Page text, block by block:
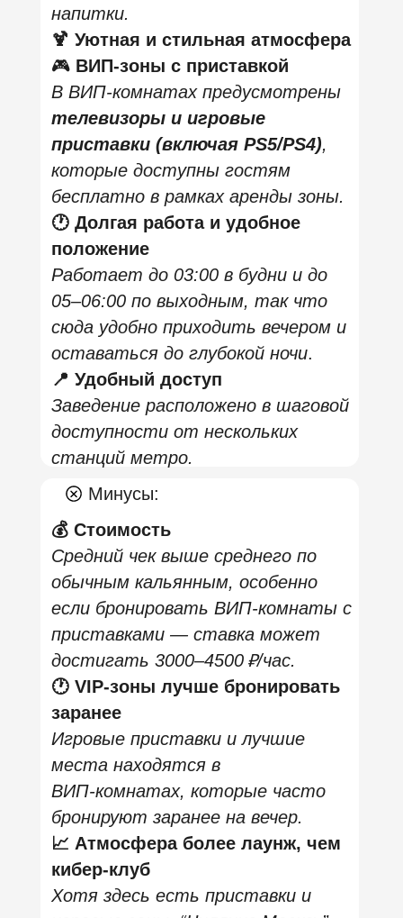
💰 Стоимость
Формат лаунж-бар + кальянная +
игры, а не бюджетный кальян-
бар. Меню кальянов, коктейлей и
особенно аренда вип-комнат с
Минусы:
🎮Игровые приставки и
Во многих локациях есть PS4 или
PS5 в зонах отдыха или вип-
комнатах с большими экранами,
где компании могут играть
между кальянным релаксом.
VIP-комнаты и премиум-
Почти в каждом филиале есть
экранами, приставками и
возможностью подключать
стрим-сервисы.
🍽️Меню, бар и акции
Сеть предлагает не только
кальян, но и полноценную кухню,
коктейли и чайные карты. Многие
заведения проводят акции.
развлечения
Можно посмотреть спортивные
трансляции, играть в настолки,
работать с ноутбуком или
устроить корпоратив/день
рождения.
Плюсы:
Адрес: сеть
заведений